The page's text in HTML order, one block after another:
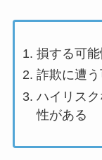
損する可
詐欺に遭
ハイリス
性がある